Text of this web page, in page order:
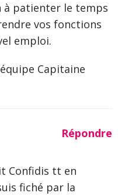
à patienter le temps
vos fonctions
emploi.
Capitaine
Répondre
Confidis tt en
fiché par la